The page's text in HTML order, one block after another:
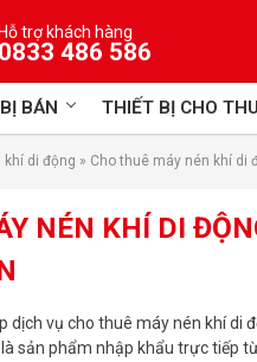
Hỗ trợ khách hàng
0833 486 586
BÁN THIẾT BỊ CHO
khí di động » Cho thuê máy nén khí di
NÉN KHÍ DI
dịch vụ cho thuê máy nén khí di
sản phẩm nhập khẩu trực tiếp